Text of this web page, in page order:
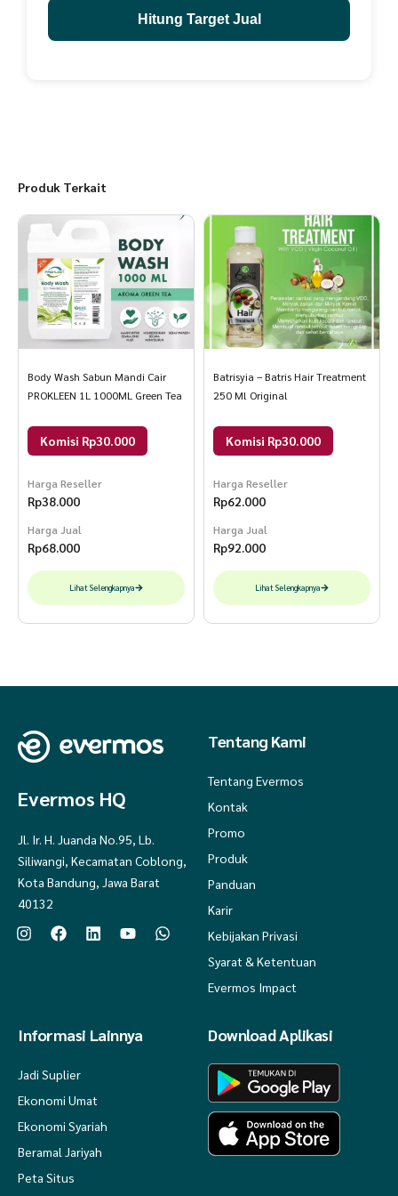
Note: produk tidak mengandung alkolol
Hitung Target Jual
Produk Terkait
Body Wash Sabun Mandi Cair
PROKLEEN 1L 1000ML Green Tea
Komisi Rp30.000
Harga Reseller
Rp38.000
Harga Jual
Rp68.000
Lihat Selengkapnya
Batrisyia – Batris Hair Treatment
250 Ml Original
Komisi Rp30.000
Harga Reseller
Rp62.000
Harga Jual
Rp92.000
Lihat Selengkapnya
Evermos HQ
Jl. Ir. H. Juanda No.95, Lb.
Siliwangi, Kecamatan Coblong,
Kota Bandung, Jawa Barat
40132
Tentang Kami
Tentang Evermos
Kontak
Promo
Produk
Panduan
Karir
Kebijakan Privasi
Syarat & Ketentuan
Evermos Impact
Informasi Lainnya
Jadi Suplier
Ekonomi Umat
Ekonomi Syariah
Beramal Jariyah
Peta Situs
Download Aplikasi